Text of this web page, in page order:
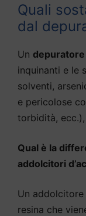
Quali
dal
Un depuratore
inquinanti e le
solventi,
e pericolose
torbidità, ecc.),
Qual è la
addolcitori
Un
resina che